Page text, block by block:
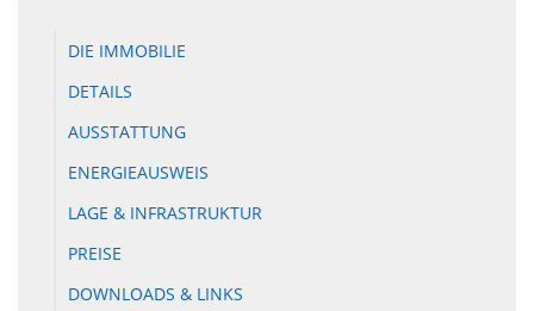
DIE IMMOBILIE
DETAILS
AUSSTATTUNG
ENERGIEAUSWEIS
LAGE & INFRASTRUKTUR
PREISE
DOWNLOADS & LINKS